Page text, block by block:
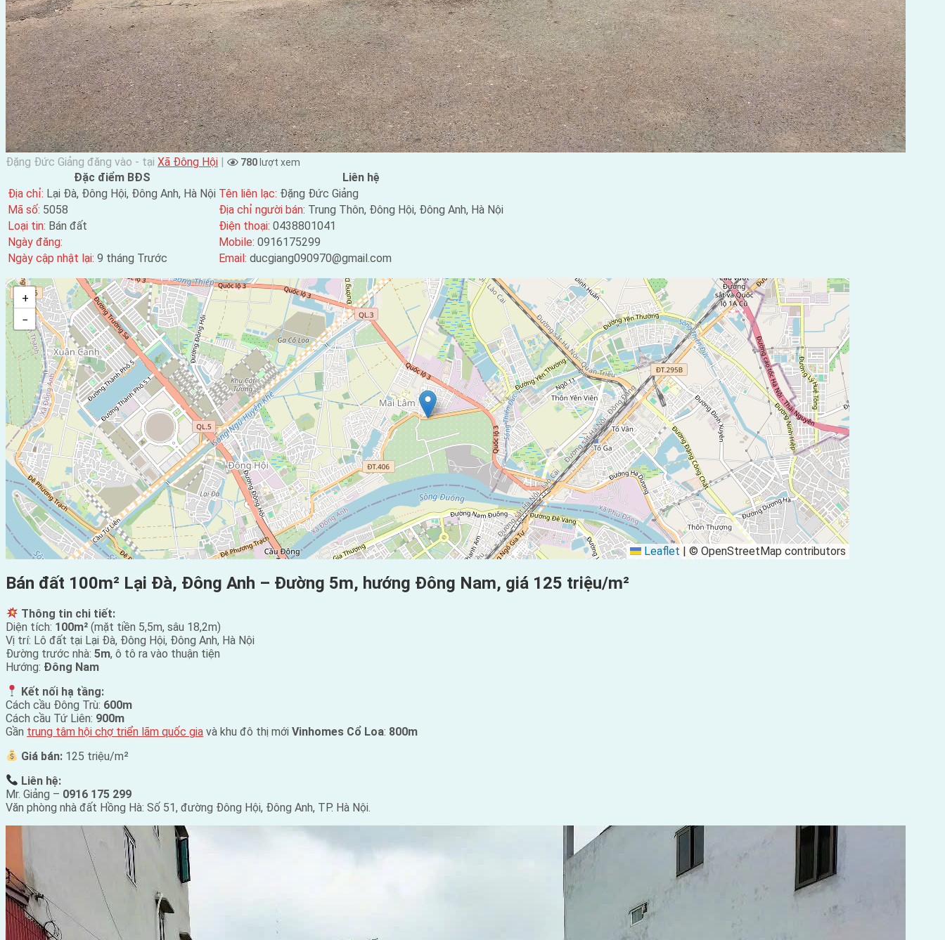
Đặng Đức Giảng đăng vào - tại Xã Đông Hội | 780 lượt xem
Đặc điểm BĐS
Liên hệ
Địa chỉ: Lại Đà, Đông Hội, Đông Anh, Hà Nội Tên liên lạc: Đặng Đức Giảng
Mã số: 5058 Địa chỉ người bán: Trung Thôn, Đông Hội, Đông Anh, Hà Nội
Loại tin: Bán đất Điện thoại: 0438801041
Ngày đăng:
Mobile: 0916175299
Ngày cập nhật lại: 9 tháng Trước Email: ducgiang090970@gmail.com
+
−
Leaflet | © OpenStreetMap contributors
Bán đất 100m² Lại Đà, Đông Anh – Đường 5m, hướng Đông Nam, giá 125 triệu/m²
Thông tin chi tiết:
Diện tích: 100m² (mặt tiền 5,5m, sâu 18,2m)
Vị trí: Lô đất tại Lại Đà, Đông Hội, Đông Anh, Hà Nội
Đường trước nhà: 5m, ô tô ra vào thuận tiện
Hướng: Đông Nam
Kết nối hạ tầng:
Cách cầu Đông Trù: 600m
Cách cầu Tứ Liên: 900m
Gần trung tâm hội chợ triển lãm quốc gia và khu đô thị mới Vinhomes Cổ Loa: 800m
Giá bán: 125 triệu/m²
Liên hệ:
Mr. Giảng – 0916 175 299
Văn phòng nhà đất Hồng Hà: Số 51, đường Đông Hội, Đông Anh, TP. Hà Nội.